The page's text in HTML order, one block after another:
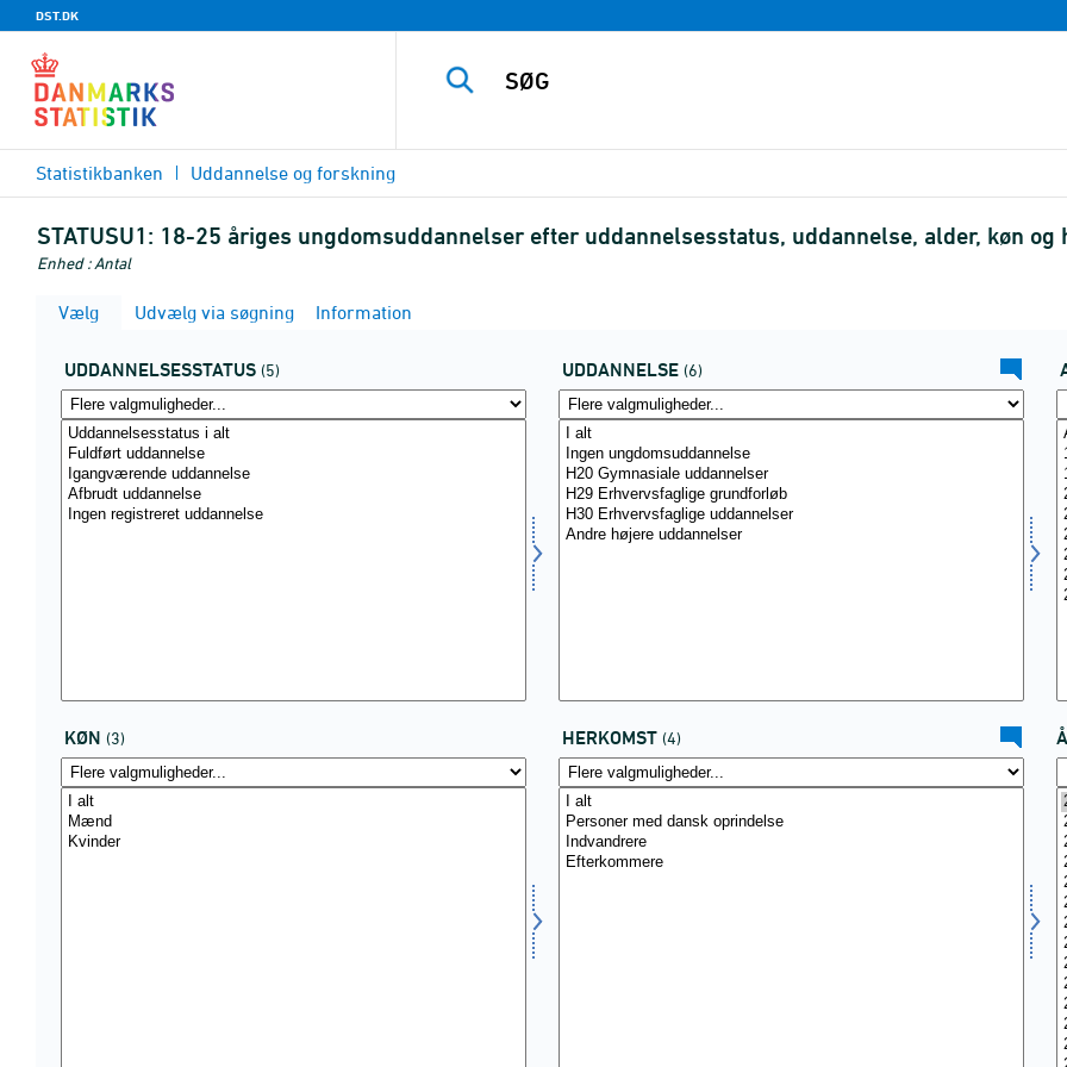
DST.DK
Statistikbanken Uddannelse og forskning
STATUSU1: 18-25 åriges ungdomsuddannelser efter uddannelsesstatus, uddannelse, alder, køn og
Enhed : Antal
Vælg Udvælg via søgning Information
UDDANNELSESSTATUS (5) UDDANNELSE (6)
KØN (3) HERKOMST (4)